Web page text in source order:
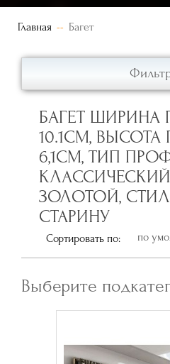
Главная Багет
БАГЕТ
10.1СМ,
6,1СМ, ТИП
ЗОЛОТОЙ,
СТАРИНУ
Сортировать по:
Выберите